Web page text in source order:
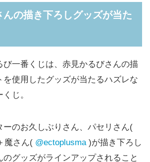
の描き下ろしグッズが当た
一番くじは、赤見かるびさんの描
を使用したグッズが当たるハズレな
じ。
のお久しぶりさん、パセリさん(
魔さん( @ectoplusma)が描き下ろし
のグッズがラインアップされること